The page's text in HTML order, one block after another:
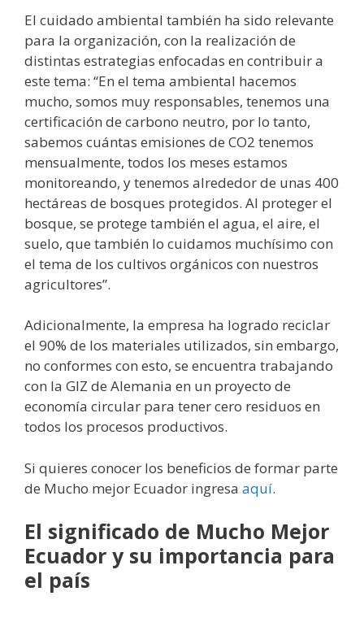
El cuidado ambiental también ha sido relevante
para la organización, con la realización de
distintas estrategias enfocadas en contribuir a
este tema: “En el tema ambiental hacemos
mucho, somos muy responsables, tenemos una
certificación de carbono neutro, por lo tanto,
sabemos cuántas emisiones de CO2 tenemos
mensualmente, todos los meses estamos
monitoreando, y tenemos alrededor de unas 400
hectáreas de bosques protegidos. Al proteger el
bosque, se protege también el agua, el aire, el
suelo, que también lo cuidamos muchísimo con
el tema de los cultivos orgánicos con nuestros
agricultores”.
Adicionalmente, la empresa ha logrado reciclar
el 90% de los materiales utilizados, sin embargo,
no conformes con esto, se encuentra trabajando
con la GIZ de Alemania en un proyecto de
economía circular para tener cero residuos en
todos los procesos productivos.
Si quieres conocer los beneficios de formar parte
de Mucho mejor Ecuador ingresa aquí.
El significado de Mucho Mejor
Ecuador y su importancia para
el país